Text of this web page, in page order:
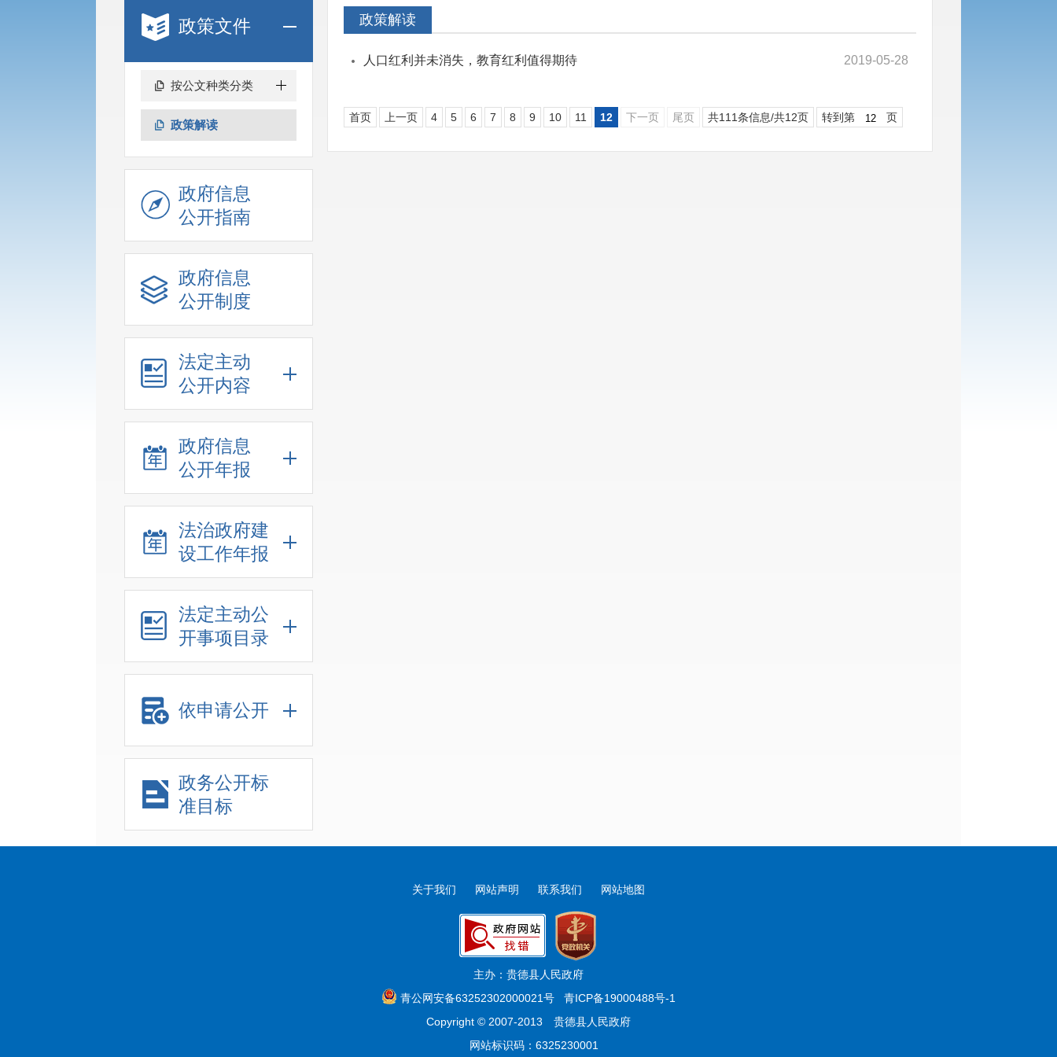
政策文件
按公文种类分类
政策解读
政府信息
公开指南
政府信息
公开制度
法定主动
公开内容
政府信息
公开年报
法治政府建
设工作年报
法定主动公
开事项目录
依申请公开
政务公开标
准目标
政策解读
2019-05-28
人口红利并未消失，教育红利值得期待
首页 上一页 4 5 6 7 8 9 10 11 12 下一页 尾页 共111条信息/共12页 转到第 页
关于我们 网站声明 联系我们 网站地图
主办：贵德县人民政府
青公网安备63252302000021号
青ICP备19000488号-1
Copyright © 2007-2013 贵德县人民政府
网站标识码：6325230001